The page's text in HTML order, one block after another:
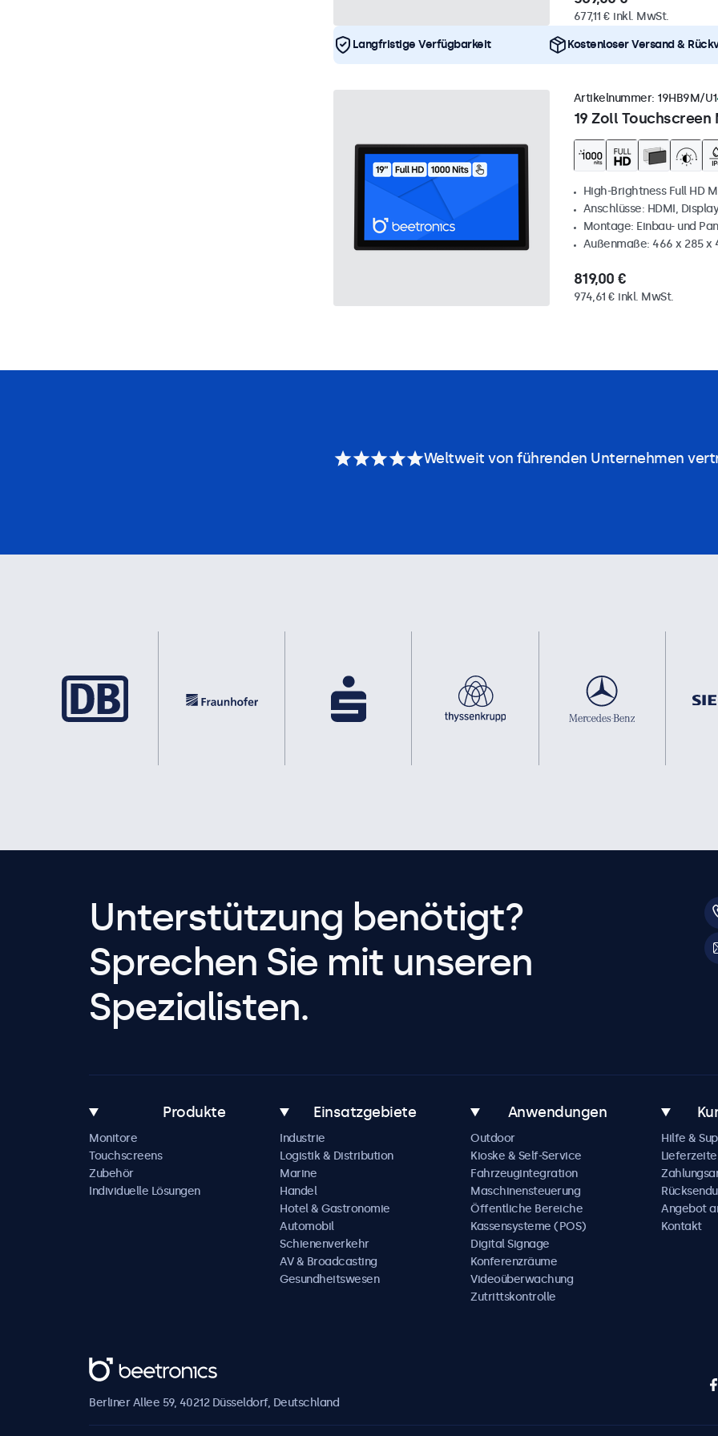
677,11 € inkl. MwSt.
Langfristige Verfügbarkeit Kostenloser Versand &
19 Zoll
Artikelnummer: 19HB9M/U1
High-Brightness Full HD
Anschlüsse: HDMI,
Montage: Einbau- und
Außenmaße: 466 x 285 x
819,00 €
974,61 € inkl. MwSt.
Weltweit von führenden Unternehmen
Unterstützung benötigt?
Sprechen Sie mit unseren
Spezialisten.
Produkte
Monitore
Touchscreens
Zubehör
Individuelle Lösungen
Einsatzgebiete
Industrie
Logistik & Distribution
Marine
Handel
Hotel & Gastronomie
Automobil
Schienenverkehr
AV & Broadcasting
Gesundheitswesen
Anwendungen
Outdoor
Kioske & Self-Service
Fahrzeugintegration
Maschinensteuerung
Öffentliche Bereiche
Kassensysteme (POS)
Digital Signage
Konferenzräume
Videoüberwachung
Zutrittskontrolle
Hilfe &
Angebot
Kontakt
Beetronics
Berliner Allee 59, 40212 Düsseldorf, Deutschland